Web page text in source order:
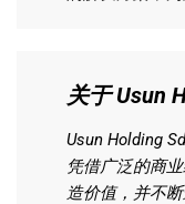
关于 Usun
Usun Holding
凭借广泛的商
造价值，并不